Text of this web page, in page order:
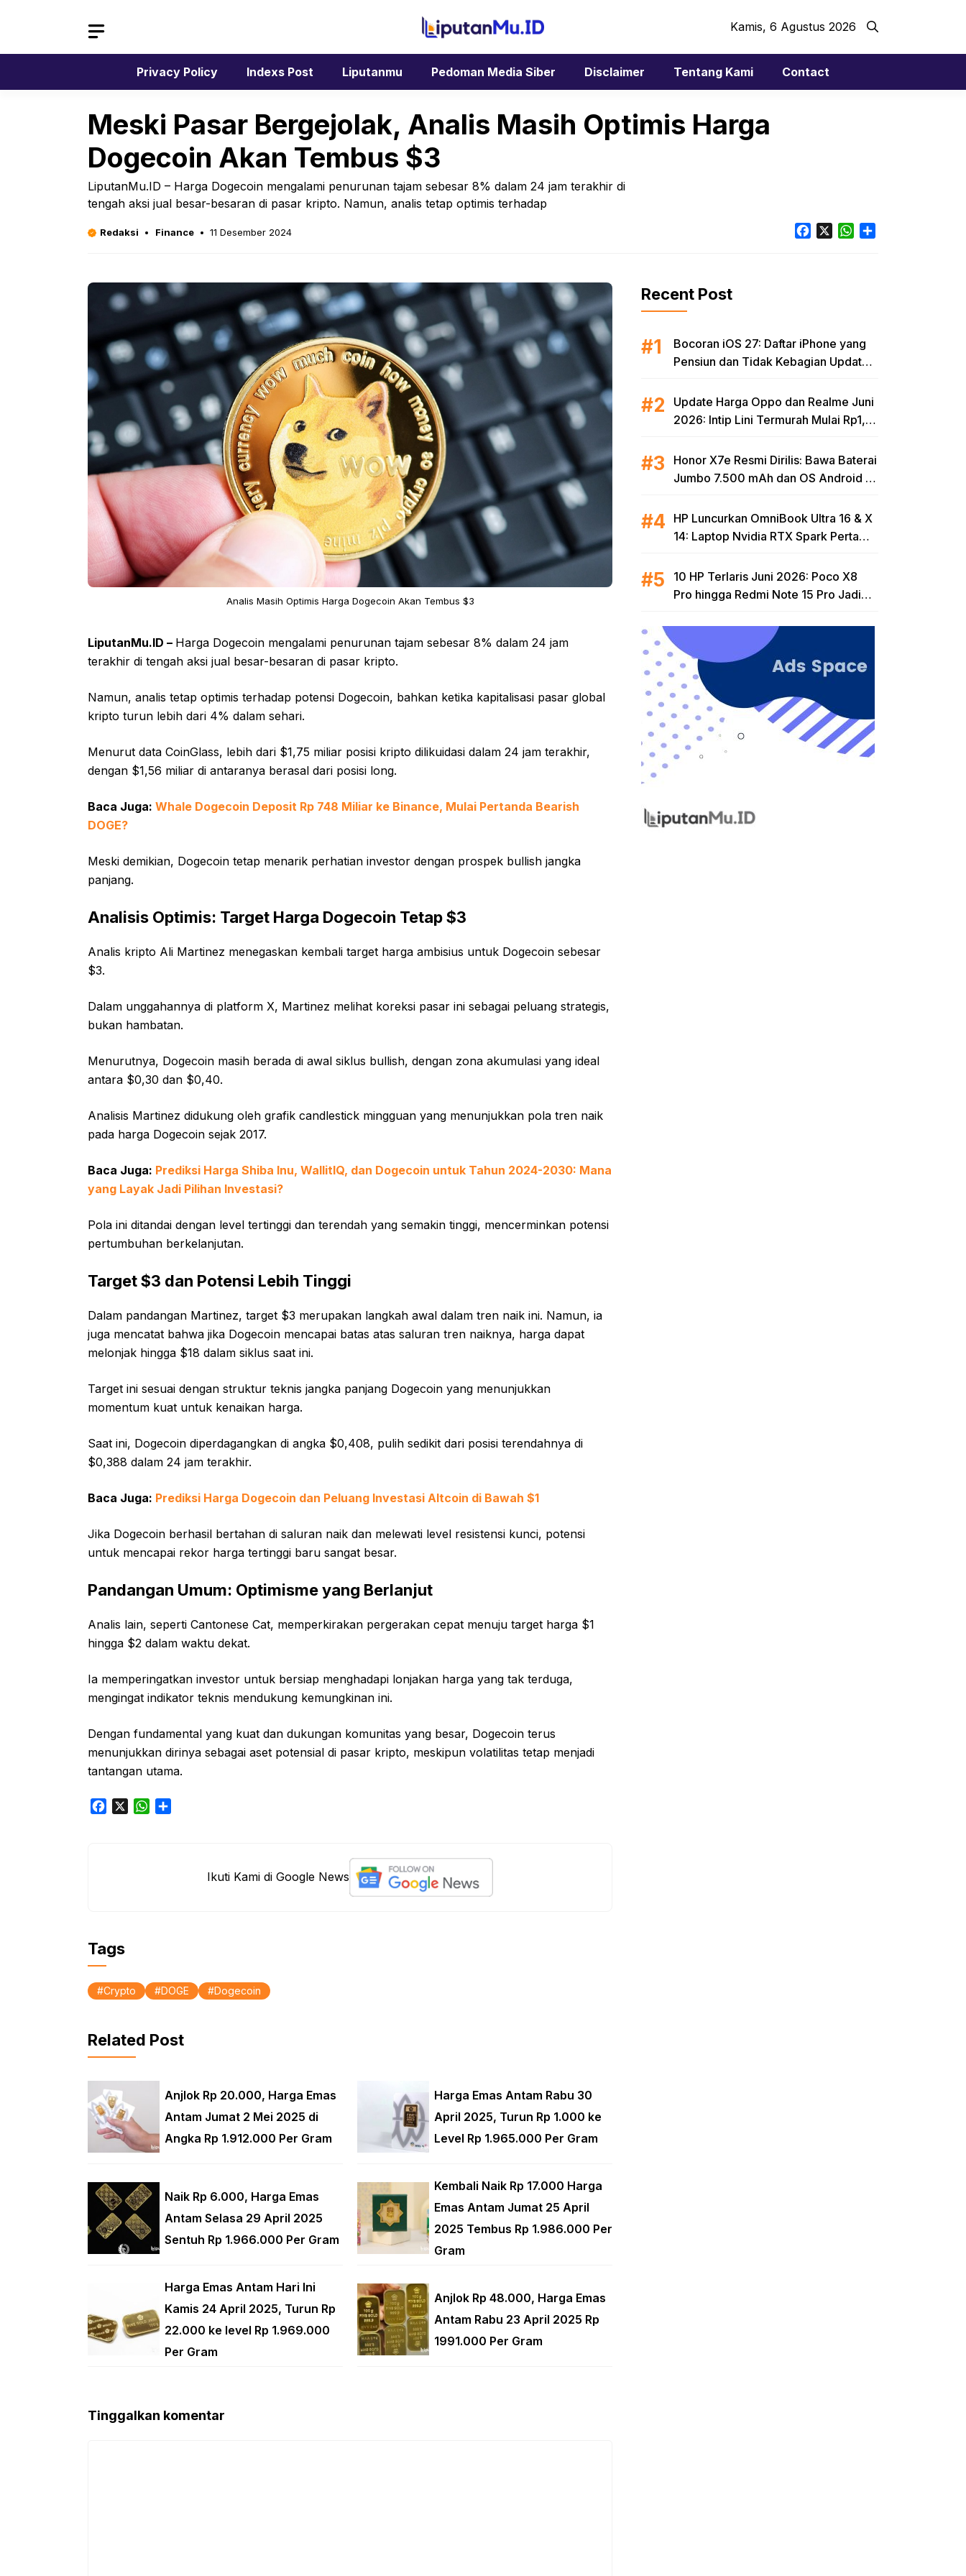
Kamis, 6 Agustus 2026
Privacy Policy Indexs Post Liputanmu Pedoman Media Siber Disclaimer Tentang Kami Contact
Meski Pasar Bergejolak, Analis Masih Optimis Harga
Dogecoin Akan Tembus $3
LiputanMu.ID – Harga Dogecoin mengalami penurunan tajam sebesar 8% dalam 24 jam terakhir di
tengah aksi jual besar-besaran di pasar kripto. Namun, analis tetap optimis terhadap
Redaksi Finance 11 Desember 2024 FacebookWhatsApp
Analis Masih Optimis Harga Dogecoin Akan Tembus $3
LiputanMu.ID – Harga Dogecoin mengalami penurunan tajam sebesar 8% dalam 24 jam
terakhir di tengah aksi jual besar-besaran di pasar kripto.
Namun, analis tetap optimis terhadap potensi Dogecoin, bahkan ketika kapitalisasi pasar global
kripto turun lebih dari 4% dalam sehari.
Menurut data CoinGlass, lebih dari $1,75 miliar posisi kripto dilikuidasi dalam 24 jam terakhir,
dengan $1,56 miliar di antaranya berasal dari posisi long.
Baca Juga: Whale Dogecoin Deposit Rp 748 Miliar ke Binance, Mulai Pertanda Bearish
DOGE?
Meski demikian, Dogecoin tetap menarik perhatian investor dengan prospek bullish jangka
panjang.
Analisis Optimis: Target Harga Dogecoin Tetap $3
Analis kripto Ali Martinez menegaskan kembali target harga ambisius untuk Dogecoin sebesar
$3.
Dalam unggahannya di platform X, Martinez melihat koreksi pasar ini sebagai peluang strategis,
bukan hambatan.
Menurutnya, Dogecoin masih berada di awal siklus bullish, dengan zona akumulasi yang ideal
antara $0,30 dan $0,40.
Analisis Martinez didukung oleh grafik candlestick mingguan yang menunjukkan pola tren naik
pada harga Dogecoin sejak 2017.
Baca Juga: Prediksi Harga Shiba Inu, WallitIQ, dan Dogecoin untuk Tahun 2024-2030: Mana
yang Layak Jadi Pilihan Investasi?
Pola ini ditandai dengan level tertinggi dan terendah yang semakin tinggi, mencerminkan potensi
pertumbuhan berkelanjutan.
Target $3 dan Potensi Lebih Tinggi
Dalam pandangan Martinez, target $3 merupakan langkah awal dalam tren naik ini. Namun, ia
juga mencatat bahwa jika Dogecoin mencapai batas atas saluran tren naiknya, harga dapat
melonjak hingga $18 dalam siklus saat ini.
Target ini sesuai dengan struktur teknis jangka panjang Dogecoin yang menunjukkan
momentum kuat untuk kenaikan harga.
Saat ini, Dogecoin diperdagangkan di angka $0,408, pulih sedikit dari posisi terendahnya di
$0,388 dalam 24 jam terakhir.
Baca Juga: Prediksi Harga Dogecoin dan Peluang Investasi Altcoin di Bawah $1
Jika Dogecoin berhasil bertahan di saluran naik dan melewati level resistensi kunci, potensi
untuk mencapai rekor harga tertinggi baru sangat besar.
Pandangan Umum: Optimisme yang Berlanjut
Analis lain, seperti Cantonese Cat, memperkirakan pergerakan cepat menuju target harga $1
hingga $2 dalam waktu dekat.
Ia memperingatkan investor untuk bersiap menghadapi lonjakan harga yang tak terduga,
mengingat indikator teknis mendukung kemungkinan ini.
Dengan fundamental yang kuat dan dukungan komunitas yang besar, Dogecoin terus
menunjukkan dirinya sebagai aset potensial di pasar kripto, meskipun volatilitas tetap menjadi
tantangan utama.
W
Ikuti Kami di Google News
Tags
Crypto DOGE Dogecoin
Related Post
Anjlok Rp 20.000, Harga Emas
Antam Jumat 2 Mei 2025 di
Angka Rp 1.912.000 Per Gram
Harga Emas Antam Rabu 30
April 2025, Turun Rp 1.000 ke
Level Rp 1.965.000 Per Gram
Naik Rp 6.000, Harga Emas
Antam Selasa 29 April 2025
Sentuh Rp 1.966.000 Per Gram
Kembali Naik Rp 17.000 Harga
Emas Antam Jumat 25 April
2025 Tembus Rp 1.986.000 Per
Gram
Harga Emas Antam Hari Ini
Kamis 24 April 2025, Turun Rp
22.000 ke level Rp 1.969.000
Per Gram
Anjlok Rp 48.000, Harga Emas
Antam Rabu 23 April 2025 Rp
1991.000 Per Gram
Tinggalkan komentar
Recent Post
Bocoran iOS 27: Daftar iPhone yang
Pensiun dan Tidak Kebagian Update
Update Harga Oppo dan Realme Juni
2026: Intip Lini Termurah Mulai Rp1,8
Honor X7e Resmi Dirilis: Bawa Baterai
Jumbo 7.500 mAh dan OS Android 16
HP Luncurkan OmniBook Ultra 16 & X
14: Laptop Nvidia RTX Spark Pertama
10 HP Terlaris Juni 2026: Poco X8
Pro hingga Redmi Note 15 Pro Jadi